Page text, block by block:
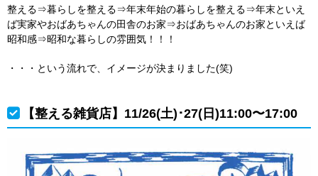
整える⇒暮らしを整える⇒年末年始の暮らしを整える⇒年末といえ
ば実家やおばあちゃんの田舎のお家⇒おばあちゃんのお家といえば
昭和感⇒昭和な暮らしの雰囲気！！！
・・・という流れで、イメージが決まりました(笑)
【整える雑貨店】11/26(土)･27(日)11:00〜17:00